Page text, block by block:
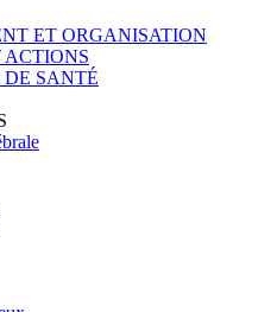
ET ORGANISATION
ACTIONS
SANTÉ